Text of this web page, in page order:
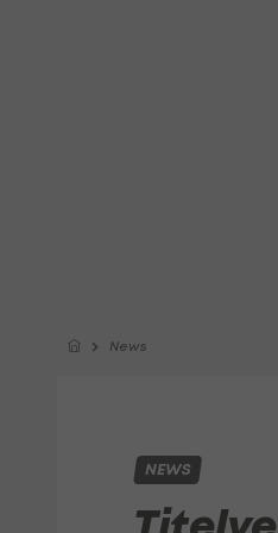
News
NEWS